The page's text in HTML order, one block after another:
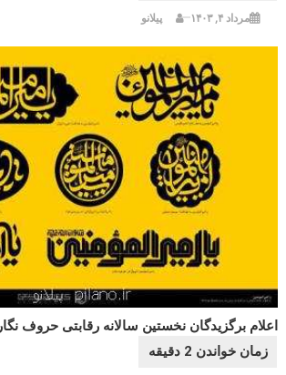
مرداد ۴, ۱۴۰۳ پیلانو
اعلام برگزیدگان نخستین سالانه رقابتی حروف